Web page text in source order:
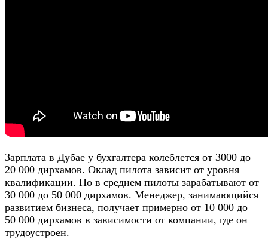
Зарплата в Дубае у бухгалтера колеблется от 3000 до
20 000 дирхамов. Оклад пилота зависит от уровня
квалификации. Но в среднем пилоты зарабатывают от
30 000 до 50 000 дирхамов. Менеджер, занимающийся
развитием бизнеса, получает примерно от 10 000 до
50 000 дирхамов в зависимости от компании, где он
трудоустроен.